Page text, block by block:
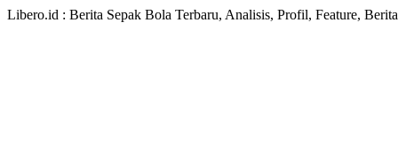
Libero.id : Berita Sepak Bola Terbaru, Analisis, Profil, Feature,